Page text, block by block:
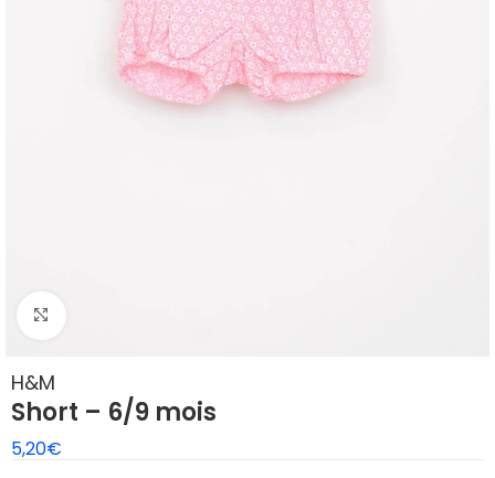
H&M
Short – 6/9 mois
5,20€